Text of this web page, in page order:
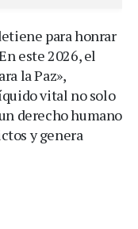
para honrar
este 2026, el
la Paz»,
vital no solo
derecho humano
y genera